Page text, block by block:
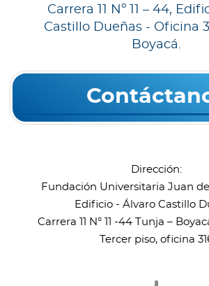
Carrera 11 Nº 11 – 44,
Castillo Dueñas - Oficina
Boyacá.
Dirección:
Fundación Universitaria Juan
Edificio - Álvaro Castillo
Carrera 11 N° 11 -44 Tunja –
Tercer piso, oficina